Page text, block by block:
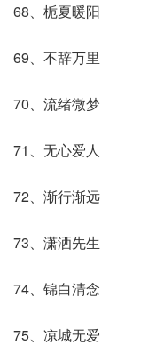
68、栀夏暖阳
69、不辞万里
70、流绪微梦
71、无心爱人
72、渐行渐远ゞ
73、潇洒先生
74、锦白清念
75、凉城无爱